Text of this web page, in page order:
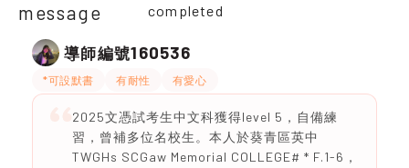
message
completed
導師編號160536
*可設默書 有耐性 有愛心
2025文憑試考生中文科獲得level 5，自備練
習，曾補多位名校生。本人於葵青區英中
TWGHs SCGaw Memorial COLLEGE# * F.1-6，